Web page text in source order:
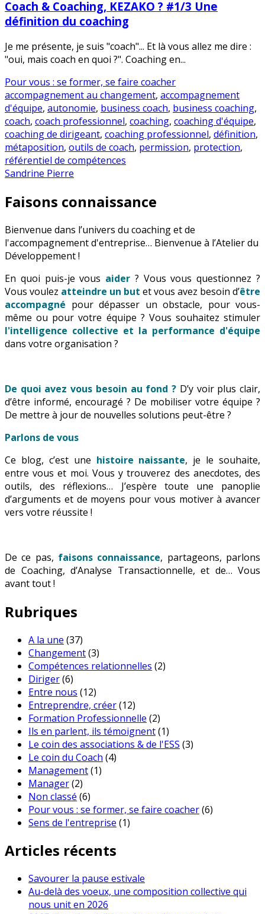
Coach & Coaching, KEZAKO ? #1/3 Une
définition du coaching
Je me présente, je suis "coach"... Et là vous allez me dire :
"oui, mais coach en quoi ?". Coaching en...
Pour vous : se former, se faire coacher
accompagnement au changement, accompagnement
d'équipe, autonomie, business coach, business coaching,
coach, coach professionnel, coaching, coaching d'équipe,
coaching de dirigeant, coaching professionnel, définition,
métaposition, outils de coach, permission, protection,
référentiel de compétences
Sandrine Pierre
Faisons connaissance
Bienvenue dans l’univers du coaching et de
l'accompagnement d'entreprise… Bienvenue à l’Atelier du
Développement !
En quoi puis-je vous aider ? Vous vous questionnez ?
Vous voulez atteindre un but et vous avez besoin d’être
accompagné pour dépasser un obstacle, pour vous-
même ou pour votre équipe ? Vous souhaitez stimuler
l'intelligence collective et la performance d'équipe
dans votre organisation ?
De quoi avez vous besoin au fond ? D’y voir plus clair,
d’être informé, encouragé ? De mobiliser votre équipe ?
De mettre à jour de nouvelles solutions peut-être ?
Parlons de vous
Ce blog, c’est une histoire naissante, je le souhaite,
entre vous et moi. Vous y trouverez des anecdotes, des
outils, des réflexions… J’espère toute une panoplie
d’arguments et de moyens pour vous motiver à avancer
vers votre réussite !
De ce pas, faisons connaissance, partageons, parlons
de Coaching, d’Analyse Transactionnelle, et de… Vous
avant tout !
Rubriques
A la une (37)
Changement(3)
Compétences relationnelles (2)
Diriger(6)
Entre nous (12)
Entreprendre, créer(12)
Formation Professionnelle (2)
Ils en parlent, ils témoignent(1)
Le coin des associations & de l'ESS (3)
Le coin du Coach (4)
Management(1)
Manager(2)
Non classé (6)
Pour vous : se former, se faire coacher(6)
Sens de l'entreprise (1)
Articles récents
Savourer la pause estivale
Au-delà des voeux, une composition collective qui
nous unit en 2026